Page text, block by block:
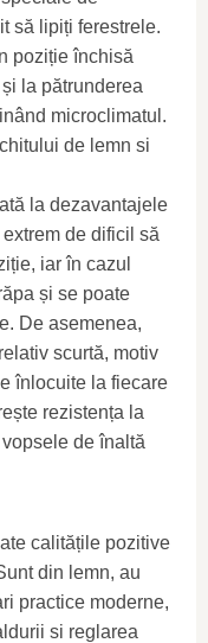
să lipiți ferestrele.
poziție închisă
la pătrunderea
microclimatul.
de lemn si
la dezavantajele
de dificil să
iar în cazul
și se poate
De asemenea,
scurtă, motiv
înlocuite la fiecare
rezistența la
de înaltă
calitățile pozitive
din lemn, au
practice moderne,
si reglarea